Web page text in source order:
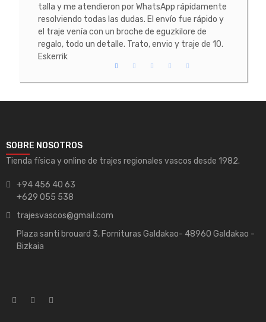
talla y me atendieron por WhatsApp rápidamente
resolviendo todas las dudas. El envío fue rápido y
el traje venía con un broche de eguzkilore de
regalo, todo un detalle. Trato, envio y traje de 10.
Eskerrik
SOBRE NOSOTROS
Tienda física y online de trajes regionales vascos desde 1982.
+94 456 40 63
+629 055 538
trajesvascos@gmail.com
Plaza santi brouard 3, Fornituras Galdakao- 48960 Galdakao -
Bizkaia